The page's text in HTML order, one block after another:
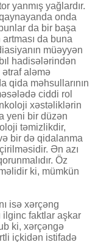
yanmış yağlardır.
onda
da bir başa
da buna
müəyyən
hadisələrindən
ətraf aləmə
qida məhsullarının
ciddi rol
xəstəliklərin
yeni bir düzən
təmizlikdir,
bir də qidalanma
Ən azı
Öz
ki, mümkün
isə xərçəng
ilginc faktlar aşkar
ki, xərçəngə
içkidən istifadə